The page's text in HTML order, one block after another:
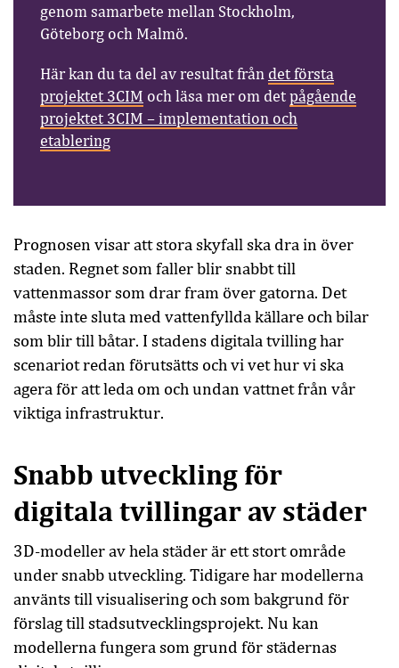
genom samarbete mellan Stockholm,
Göteborg och Malmö.
Här kan du ta del av resultat från det första
projektet 3CIM och läsa mer om det pågående
projektet 3CIM – implementation och
etablering
Prognosen visar att stora skyfall ska dra in över
staden. Regnet som faller blir snabbt till
vattenmassor som drar fram över gatorna. Det
måste inte sluta med vattenfyllda källare och bilar
som blir till båtar. I stadens digitala tvilling har
scenariot redan förutsätts och vi vet hur vi ska
agera för att leda om och undan vattnet från vår
viktiga infrastruktur.
Snabb utveckling för
digitala tvillingar av städer
3D-modeller av hela städer är ett stort område
under snabb utveckling. Tidigare har modellerna
använts till visualisering och som bakgrund för
förslag till stadsutvecklingsprojekt. Nu kan
modellerna fungera som grund för städernas